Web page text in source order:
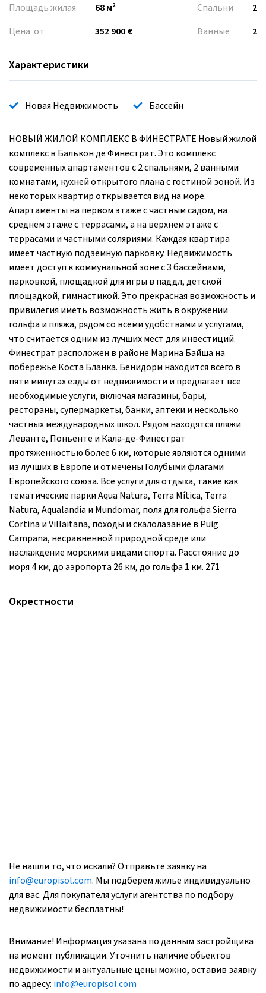
Площадь жилая
68 м²
Цена от
352 900 €
Спальни
2
Ванные
2
Характеристики
Новая Недвижимость Бассейн
НОВЫЙ ЖИЛОЙ КОМПЛЕКС В ФИНЕСТРАТЕ Новый жилой
комплекс в Балькон де Финестрат. Это комплекс
современных апартаментов с 2 спальнями, 2 ванными
комнатами, кухней открытого плана с гостиной зоной. Из
некоторых квартир открывается вид на море.
Апартаменты на первом этаже с частным садом, на
среднем этаже с террасами, а на верхнем этаже с
террасами и частными соляриями. Каждая квартира
имеет частную подземную парковку. Недвижимость
имеет доступ к коммунальной зоне с 3 бассейнами,
парковкой, площадкой для игры в паддл, детской
площадкой, гимнастикой. Это прекрасная возможность и
привилегия иметь возможность жить в окружении
гольфа и пляжа, рядом со всеми удобствами и услугами,
что считается одним из лучших мест для инвестиций.
Финестрат расположен в районе Марина Байша на
побережье Коста Бланка. Бенидорм находится всего в
пяти минутах езды от недвижимости и предлагает все
необходимые услуги, включая магазины, бары,
рестораны, супермаркеты, банки, аптеки и несколько
частных международных школ. Рядом находятся пляжи
Леванте, Поньенте и Кала-де-Финестрат
протяженностью более 6 км, которые являются одними
из лучших в Европе и отмечены Голубыми флагами
Европейского союза. Все услуги для отдыха, такие как
тематические парки Aqua Natura, Terra Mítica, Terra
Natura, Aqualandia и Mundomar, поля для гольфа Sierra
Cortina и Villaitana, походы и скалолазание в Puig
Campana, несравненной природной среде или
наслаждение морскими видами спорта. Расстояние до
моря 4 км, до аэропорта 26 км, до гольфа 1 км. 271
Окрестности
Не нашли то, что искали? Отправьте заявку на
info@europisol.com. Мы подберем жилье индивидуально
для вас. Для покупателя услуги агентства по подбору
недвижимости бесплатны!
Внимание! Информация указана по данным застройщика
на момент публикации. Уточнить наличие объектов
недвижимости и актуальные цены можно, оставив заявку
по адресу: info@europisol.com